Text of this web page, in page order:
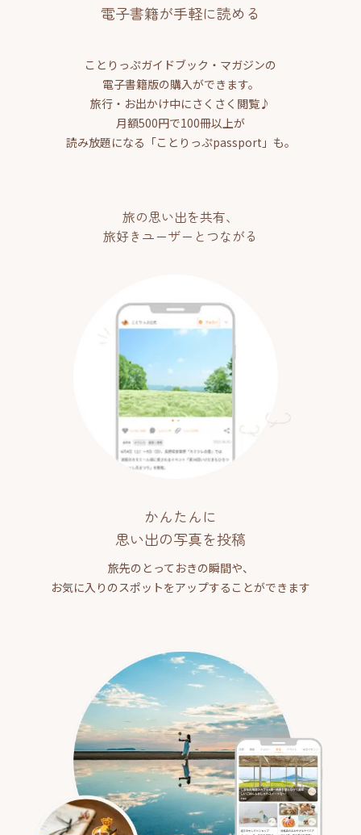
電子書籍が手軽に読める
ことりっぷガイドブック・マガジンの
電子書籍版の購入ができます。
旅行・お出かけ中にさくさく閲覧♪
月額500円で100冊以上が
読み放題になる「ことりっぷpassport」も。
旅の思い出を共有、
旅好きユーザーとつながる
かんたんに
思い出の写真を投稿
旅先のとっておきの瞬間や、
お気に入りのスポットをアップすることができます